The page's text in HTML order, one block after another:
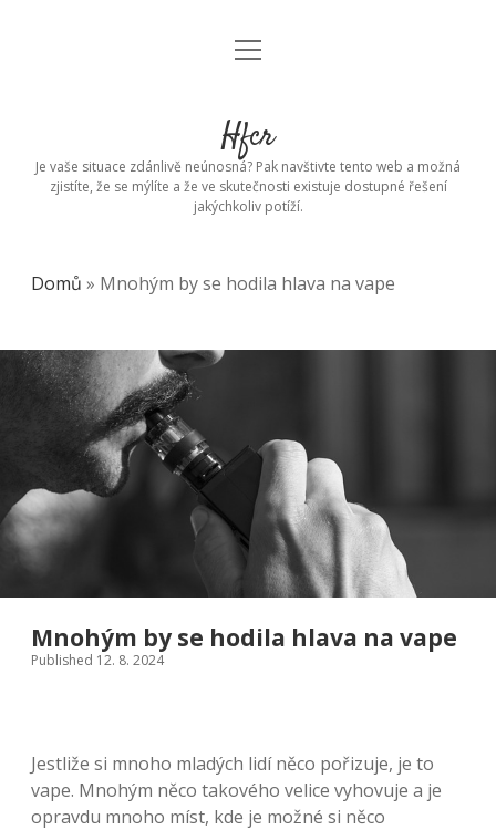
open
Hfcr
Je vaše situace zdánlivě neúnosná? Pak navštivte tento web a možná
zjistíte, že se mýlíte a že ve skutečnosti existuje dostupné řešení
jakýchkoliv potíží.
Domů » Mnohým by se hodila hlava na vape
Mnohým by se hodila hlava na vape
Published 12. 8. 2024
Jestliže si mnoho mladých lidí něco pořizuje, je to
vape. Mnohým něco takového velice vyhovuje a je
opravdu mnoho míst, kde je možné si něco